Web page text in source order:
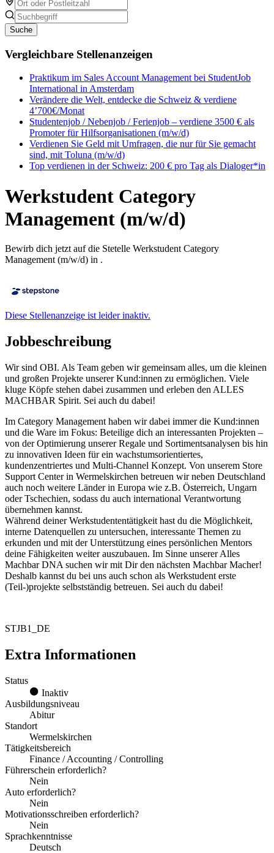
Suche
Vergleichbare Stellenanzeigen
Praktikum im Sales Account Management bei StudentJob
International in Amsterdam
Verändere die Welt, entdecke die Schweiz & verdiene
4’700€/Monat
Studentenjob / Nebenjob / Ferienjob – verdiene 3500 € als
Promoter für Hilfsorganisationen (m/w/d)
Verdienen Sie Geld mit Umfragen, die nur für Sie gemacht
sind, mit Toluna (m/w/d)
Top verdienen in der Schweiz: 200 € pro Tag als Dialoger*in
Werkstudent Category
Management (m/w/d)
Bewirb dich jetzt auf die Stetelle Werkstudent Category
Management (m/w/d) in .
Diese Stellenanzeige ist leider inaktiv.
Jobbeschreibung
Wir sind OBI. Als Team geben wir gemeinsam alles, um die kleinen
und großen Projekte unserer Kund:innen zu ermöglichen. Viele
kluge Köpfe stehen dabei zusammen und erleben den ALLES
MACHBAR Spirit. Sei auch du dabei!
Im Category Management haben wir dabei immer die Kund:innen
und die Ware im Fokus: Beteilige dich an interessanten Projekten –
von der Optimierung unserer Regale und Sortimentsanalysen bis hin
zu innovativen Ideen für ein wachstumsorientiertes,
kundenzentriertes und Multi-Channel Konzept. Von unserem Store
Support Center in Wermelskirchen betreuen wir neben Deutschland
auch noch weitere Länder in Europa wie z.B. Österreich, Ungarn
oder Tschechien, sodass du auch international Verantwortung
übernehmen kannst.
Während deiner Werkstudententätigkeit hast du die Möglichkeit,
interne Datenquellen zu untersuchen, interessante Themen zu
erkunden und mit der Unterstützung eines persönlichen Mentors
deine Fähigkeiten weiter auszubauen. Im Sinne unserer Alles
Machbar DNA suchen wir mit Dir den nächsten Machbar Macher!
Deshalb kannst du bei uns auch schon als Werkstudent erste
(Teil-)projekte selbstständig betreuen. Sei auch du dabei!
STJB1_DE
Extra Informationen
Status
Inaktiv
Ausbildungsniveau
Abitur
Standort
Wermelskirchen
Tätigkeitsbereich
Finance / Accounting / Controlling
Führerschein erforderlich?
Nein
Auto erforderlich?
Nein
Motivationsschreiben erforderlich?
Nein
Sprachkenntnisse
Deutsch